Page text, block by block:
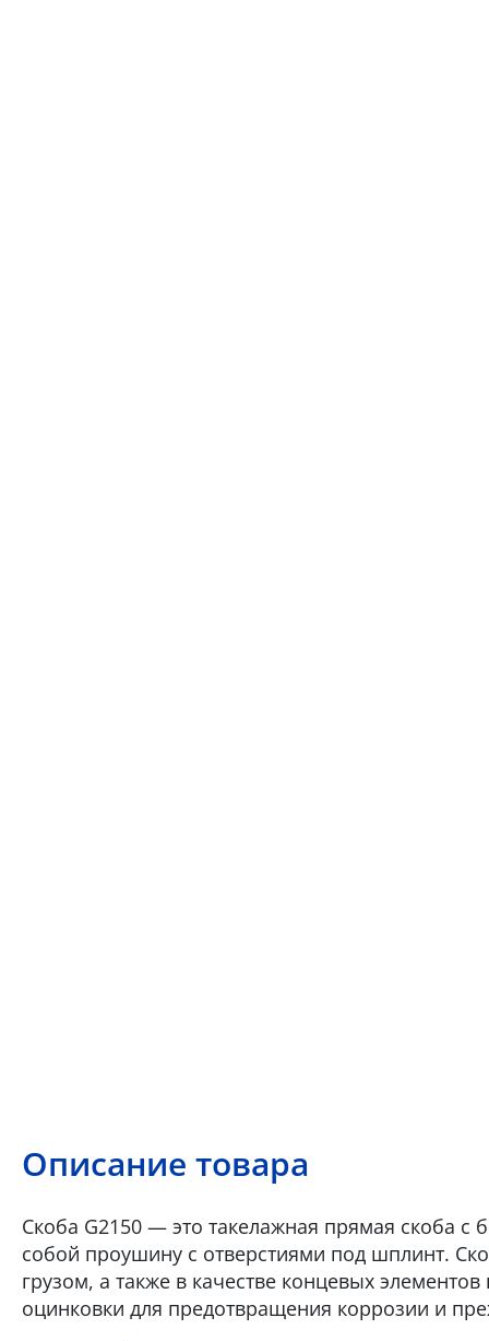
Описание товара
Скоба G2150 — это такелажная прямая скоба
собой проушину с отверстиями под шплинт.
грузом, а также в качестве концевых
оцинковки для предотвращения коррозии и